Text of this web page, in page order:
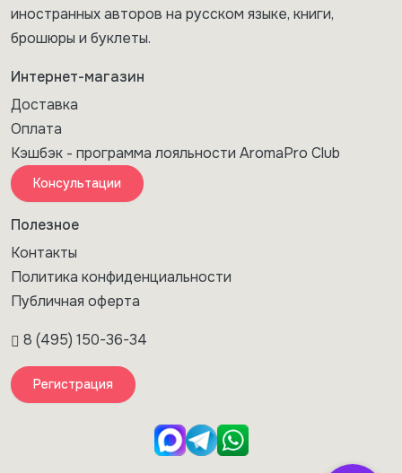
иностранных авторов на русском языке, книги,
брошюры и буклеты.
Интернет-магазин
Доставка
Оплата
Кэшбэк - программа лояльности AromaPro Club
Консультации
Полезное
Контакты
Политика конфиденциальности
Публичная оферта
8 (495) 150-36-34
Регистрация